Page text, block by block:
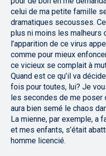
celui de ma petite famille
dramatiques secousses.
plus ni moins les malheurs
l’apparition de ce virus
comme pour mieux
ce vicieux se complait à
Quand est ce qu’il va
fois pour toutes, lui? Je
les secondes de me poser
aura bien semé le chaos
La mienne, par exemple, a
et mes enfants, s’était
homme licencié.